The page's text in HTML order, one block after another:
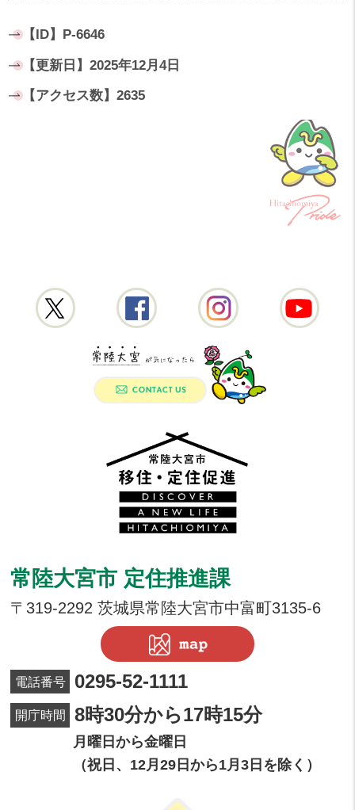
【ID】 P-6646
【更新日】 2025年12月4日
【アクセス数】 2635
常陸大宮市公式X常陸大宮市公式
常陸
常陸大宮市 定住推進課
〒319-2292 茨城県常陸大宮市中富町3135-6
電話番号 0295-52-1111
開庁時間 8時30分から17時15分
月曜日から金曜日
（祝日、12月29日から1月3日を除く）